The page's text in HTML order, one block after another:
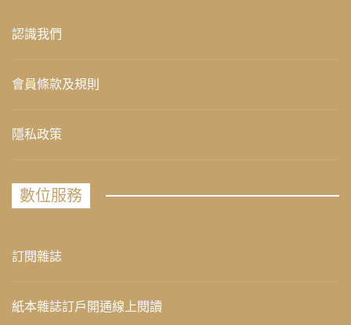
認識我們
會員條款及規則
隱私政策
數位服務
訂閱雜誌
紙本雜誌訂戶開通線上閱讀